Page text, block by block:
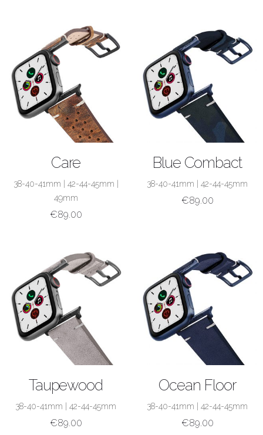
Care
38-40-41mm 42-44-45mm
49mm
€89.00
Blue Combact
38-40-41mm 42-44-45mm
€89.00
Taupewood
38-40-41mm 42-44-45mm
€89.00
Ocean Floor
38-40-41mm 42-44-45mm
€89.00